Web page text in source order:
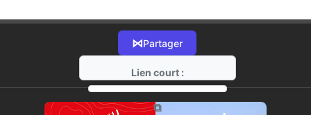
⋈Partager
Lien court :
https://radio-g.fr?r171
⧉